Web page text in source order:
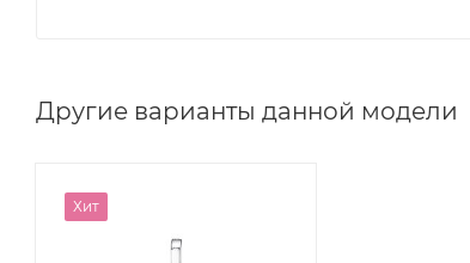
Другие варианты данной модели
Хит